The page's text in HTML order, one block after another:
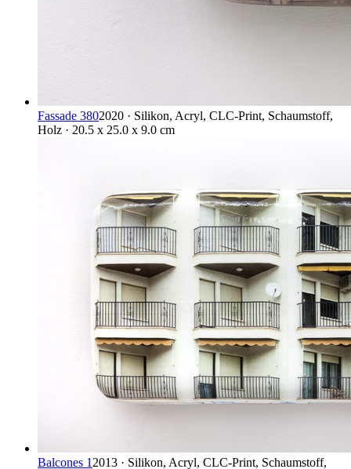
Fassade 3802020 · Silikon, Acryl, CLC-Print, Schaumstoff,
Holz · 20.5 x 25.0 x 9.0 cm
Balcones 1 2013 · Silikon, Acryl, CLC-Print, Schaumstoff,